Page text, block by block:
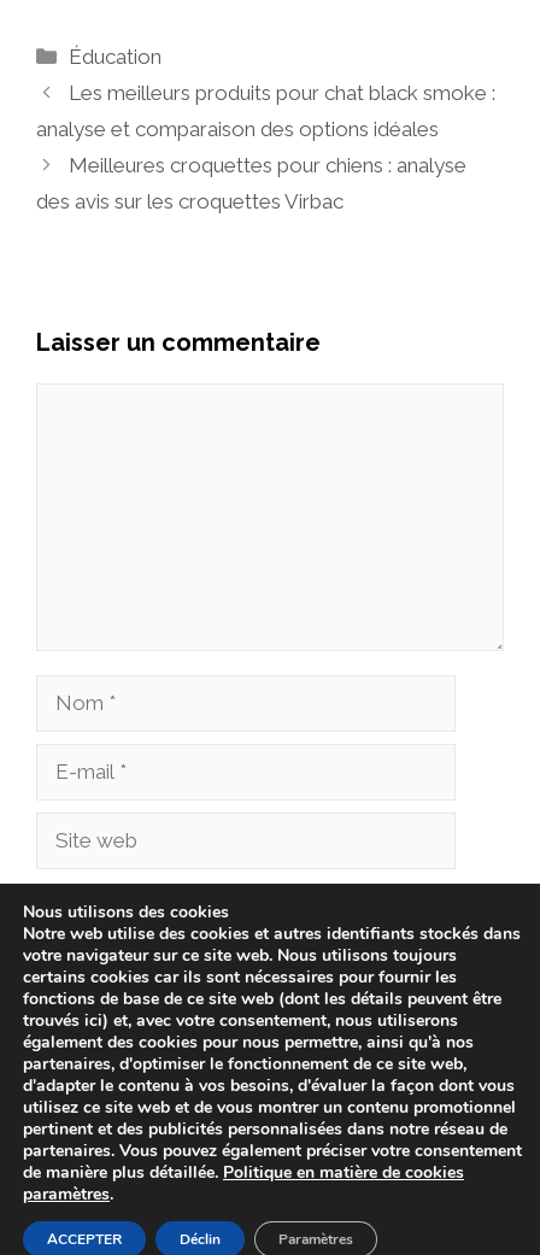
Catégories
Éducation
Les meilleurs produits pour chat black smoke :
analyse et comparaison des options idéales
Meilleures croquettes pour chiens : analyse
des avis sur les croquettes Virbac
Laisser un commentaire
Nom
Site
Enregistrer mon nom, mon e-mail et mon site
dans le navigateur pour mon prochain
commentaire.
© 2026 cliniqueveterinairechampionnet.fr -
confidentialité
-Avis Juridique-Politique de Cookies
Nous utilisons des cookies
Notre web utilise des cookies et autres identifiants stockés dans
votre navigateur sur ce site web. Nous utilisons toujours
certains cookies car ils sont nécessaires pour fournir les
fonctions de base de ce site web (dont les détails peuvent être
trouvés ici) et, avec votre consentement, nous utiliserons
également des cookies pour nous permettre, ainsi qu'à nos
partenaires, d'optimiser le fonctionnement de ce site web,
d'adapter le contenu à vos besoins, d'évaluer la façon dont vous
utilisez ce site web et de vous montrer un contenu promotionnel
pertinent et des publicités personnalisées dans notre réseau de
partenaires. Vous pouvez également préciser votre consentement
de manière plus détaillée. Politique en matière de cookies
paramètres.
ACCEPTER Déclin Paramètres